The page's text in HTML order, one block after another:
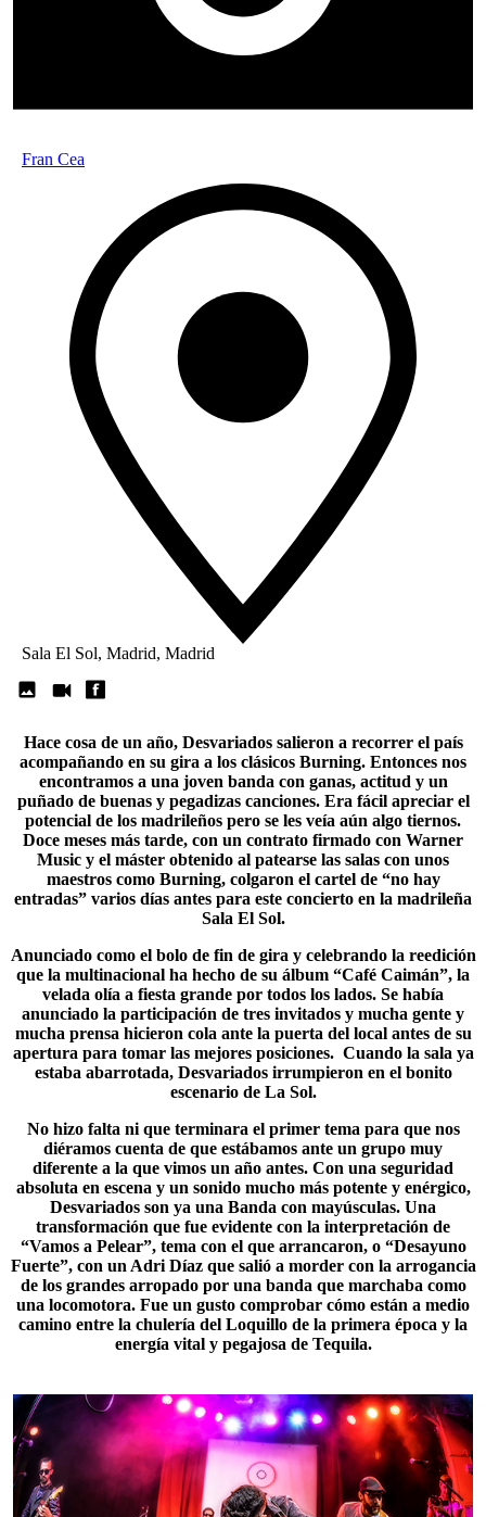
Fran Cea
Sala El Sol, Madrid, Madrid
Hace cosa de un año, Desvariadossalieron a recorrer el país
acompañando en su gira a los clásicos Burning. Entonces nos
encontramos a una joven banda con ganas, actitud y un
puñado de buenas y pegadizas canciones. Era fácil apreciar el
potencial de los madrileños pero se les veía aún algo tiernos.
Doce meses más tarde, con un contrato firmado con Warner
Music y el máster obtenido al patearse las salas con unos
maestros como Burning, colgaron el cartel de “no hay
entradas” varios días antes para este concierto en la madrileña
Sala El Sol.
Anunciado como el bolo de fin de gira y celebrando la reedición
que la multinacional ha hecho de su álbum “Café Caimán”, la
velada olía a fiesta grande por todos los lados. Se había
anunciado la participación de tres invitados y mucha gente y
mucha prensa hicieron cola ante la puerta del local antes de su
apertura para tomar las mejores posiciones. Cuando la sala ya
estaba abarrotada, Desvariados irrumpieron en el bonito
escenario de La Sol.
No hizo falta ni que terminara el primer tema para que nos
diéramos cuenta de que estábamos ante un grupo muy
diferente a la que vimos un año antes. Con una seguridad
absoluta en escena y un sonido mucho más potente y enérgico,
Desvariados son ya una Banda con mayúsculas. Una
transformación que fue evidente con la interpretación de
“Vamos a Pelear”, tema con el que arrancaron, o “Desayuno
Fuerte”, con un Adri Díaz que salió a morder con la arrogancia
de los grandes arropado por una banda que marchaba como
una locomotora. Fue un gusto comprobar cómo están a medio
camino entre la chulería del Loquillo de la primera época y la
energía vital y pegajosa de Tequila.